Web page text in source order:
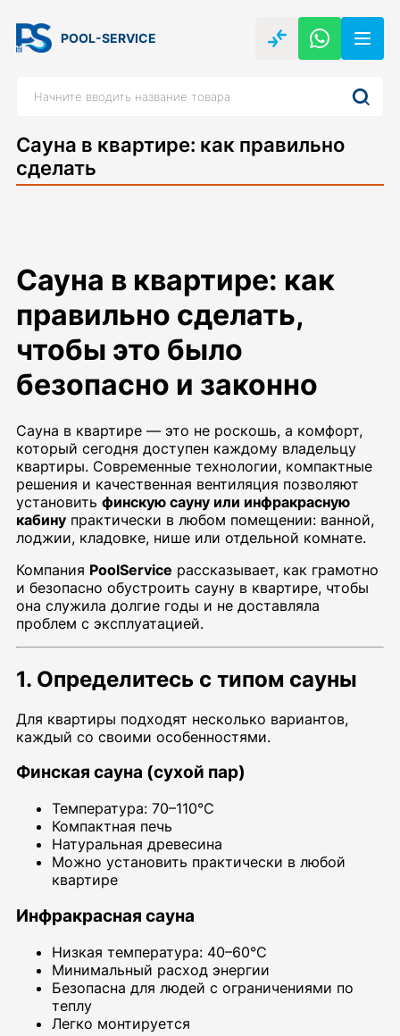
POOL-SERVICE
Сауна в квартире: как правильно
сделать
Сауна в квартире: как
правильно сделать,
чтобы это было
безопасно и законно
Сауна в квартире — это не роскошь, а комфорт,
который сегодня доступен каждому владельцу
квартиры. Современные технологии, компактные
решения и качественная вентиляция позволяют
установить финскую сауну или инфракрасную
кабину практически в любом помещении: ванной,
лоджии, кладовке, нише или отдельной комнате.
Компания PoolService рассказывает, как грамотно
и безопасно обустроить сауну в квартире, чтобы
она служила долгие годы и не доставляла
проблем с эксплуатацией.
1. Определитесь с типом сауны
Для квартиры подходят несколько вариантов,
каждый со своими особенностями.
Финская сауна (сухой пар)
Температура: 70–110°C
Компактная печь
Натуральная древесина
Можно установить практически в любой
квартире
Инфракрасная сауна
Низкая температура: 40–60°C
Минимальный расход энергии
Безопасна для людей с ограничениями по
теплу
Легко монтируется